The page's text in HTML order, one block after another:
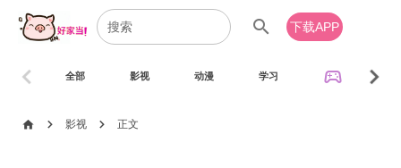
search 下载APP
全部 影视 动漫 学习 sports_esports
chevron_left chevron_right
home chevron_right 影视 chevron_right 正文